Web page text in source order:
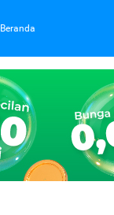
Beranda